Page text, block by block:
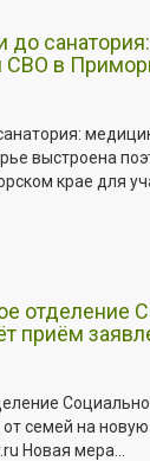
до
СВО в
выстроена
крае для
отделение
приём
семей на
Новая мера...